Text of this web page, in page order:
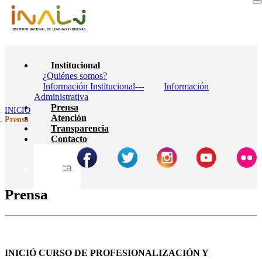
Institucional
¿Quiénes somos?
Información Institucional---
Información
Administrativa
Prensa
Atención
Transparencia
Contacto
INICIO
Prensa
Prensa
INICIÓ CURSO DE PROFESIONALIZACIÓN Y